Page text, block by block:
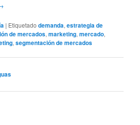
| Etiquetado demanda,estrategia de
de mercados,marketing,mercado,
,segmentación de mercados